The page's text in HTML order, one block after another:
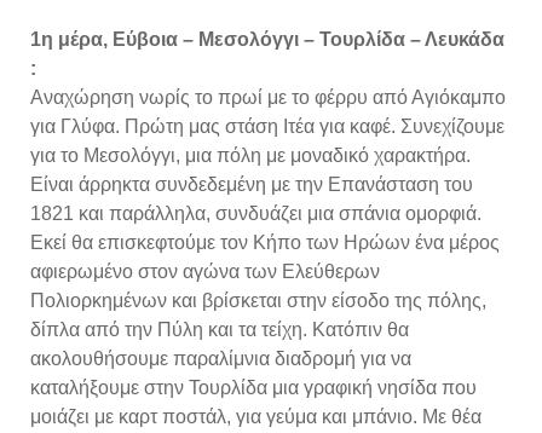
1η μέρα, Εύβοια – Μεσολόγγι – Τουρλίδα – Λευκάδα
:
Αναχώρηση νωρίς το πρωί με το φέρρυ από Αγιόκαμπο
για Γλύφα. Πρώτη μας στάση Ιτέα για καφέ. Συνεχίζουμε
για το Μεσολόγγι, μια πόλη με μοναδικό χαρακτήρα.
Είναι άρρηκτα συνδεδεμένη με την Επανάσταση του
1821 και παράλληλα, συνδυάζει μια σπάνια ομορφιά.
Εκεί θα επισκεφτούμε τον Κήπο των Ηρώων ένα μέρος
αφιερωμένο στον αγώνα των Ελεύθερων
Πολιορκημένων και βρίσκεται στην είσοδο της πόλης,
δίπλα από την Πύλη και τα τείχη. Κατόπιν θα
ακολουθήσουμε παραλίμνια διαδρομή για να
καταλήξουμε στην Τουρλίδα μια γραφική νησίδα που
μοιάζει με καρτ ποστάλ, για γεύμα και μπάνιο. Με θέα